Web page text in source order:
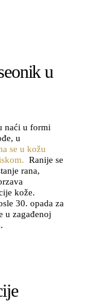
u
naći u formi
u
se u kožu
Ranije se
rana,
kože.
30. opada za
u zagađenoj